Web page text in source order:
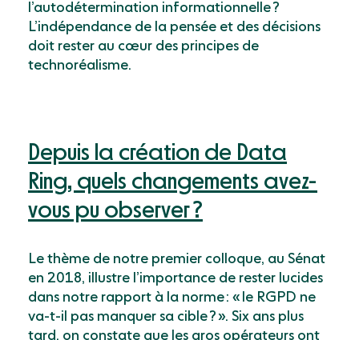
l’autodétermination informationnelle ?
L’indépendance de la pensée et des décisions
doit rester au cœur des principes de
technoréalisme.
Depuis la création de Data
Ring, quels changements avez-
vous pu observer ?
Le thème de notre premier colloque, au Sénat
en 2018, illustre l’importance de rester lucides
dans notre rapport à la norme : « le RGPD ne
va-t-il pas manquer sa cible ? ». Six ans plus
tard, on constate que les gros opérateurs ont